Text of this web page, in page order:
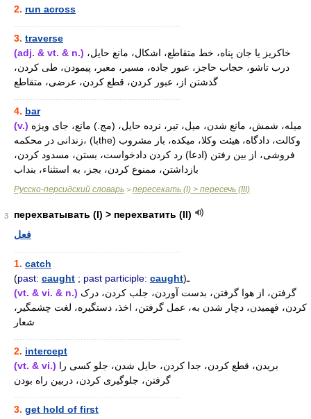
2. run across
3. traverse
(adj. & vt. & n.)
درب تاشو، حجاب حاجز، عبور جاده، مسیر، معبر، پیمودن، طی کردن،
گذشتن از، عبور کردن، قطع کردن، عرضی، متقاطع
4. bar
(v.)
زندانی در محکمه، (باthe) وکالت، دادگاه، هیئت وکلا، میکده، بار مشروب
فروشی، از بین رفتن (ادعا) رد کردن دادخواست، بستن، مسدود کردن،
بازداشتن، ممنوع کردن، بجز، به استثناء، بنداب
Русско-персидский словарь > пересекать (I) > пересечь (III)
3
перехватывать (I) > перехватить (II)
فعل
1. catch
(past: caught ; past participle: caught )ـ
(vt. & vi. & n.)
کردن، فهمیدن، دچار شدن به، عمل گرفتن، اخذ، دستگیره، لغت چشمگیر،
شعار
2. intercept
(vt. & vi.)
گرفتن، جلوگیری کردن، دربین راه بودن
3. get hold of first